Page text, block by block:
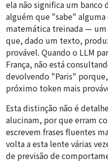
ela não significa um banco
alguém que "sabe"
matemática treinada —
que, dado um texto,
provável. Quando o LLM
França, não está
devolvendo "Paris"
próximo token mais
Esta distinção não é
alucinam, por que erram
escrevem frases fluentes
volta a esta lente várias
de previsão de